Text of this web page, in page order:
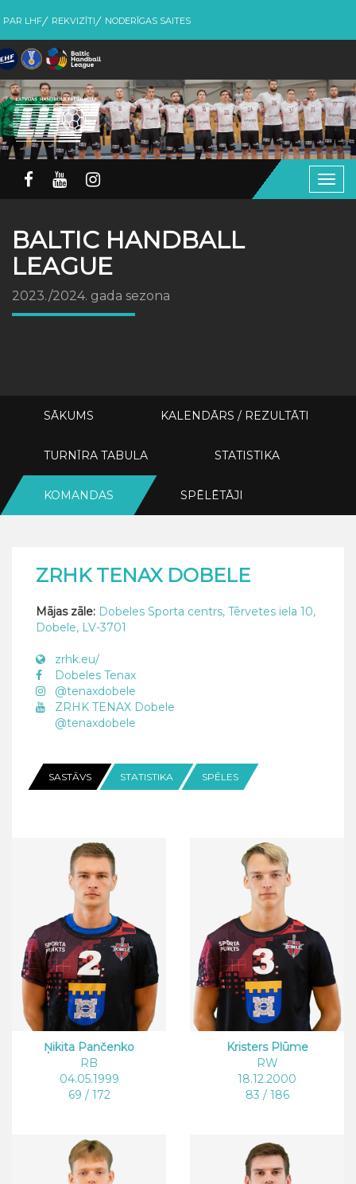
PAR LHF REKVIZĪTI NODERĪGAS SAITES
BALTIC HANDBALL
LEAGUE
2023./2024. gada sezona
SĀKUMS KALENDĀRS / REZULTĀTI
TURNĪRA TABULA STATISTIKA
KOMANDAS SPĒLĒTĀJI
ZRHK TENAX DOBELE
Mājas zāle: Dobeles Sporta centrs, Tērvetes iela 10,
Dobele, LV-3701
zrhk.eu/
Dobeles Tenax
@tenaxdobele
ZRHK TENAX Dobele
@tenaxdobele
SASTĀVS STATISTIKA SPĒLES
Ņikita Pančenko
RB
04.05.1999
69 / 172
Kristers Plūme
RW
18.12.2000
83 / 186